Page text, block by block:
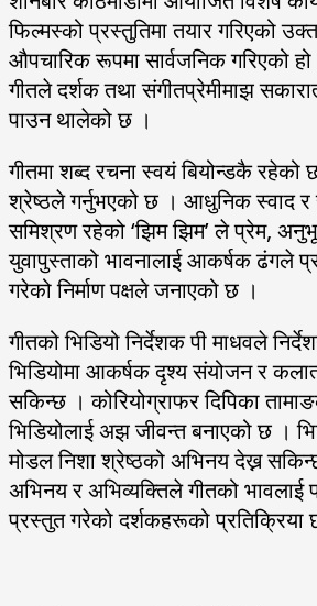
फिल्मस्को प्रस्तुतिमा तयार गरिएको
औपचारिक रूपमा सार्वजनिक गरिएको
गीतले दर्शक तथा संगीतप्रेमीमाझ
पाउन थालेको छ ।
गीतमा शब्द रचना स्वयं बियोन्डकै
श्रेष्ठले गर्नुभएको छ । आधुनिक स्वाद र
समिश्रण रहेको ‘झिम झिम’ ले प्रेम,
युवापुस्ताको भावनालाई आकर्षक ढंगले
गरेको निर्माण पक्षले जनाएको छ ।
गीतको भिडियो निर्देशक पी माधवले
भिडियोमा आकर्षक दृश्य संयोजन र
सकिन्छ । कोरियोग्राफर दिपिका
भिडियोलाई अझ जीवन्त बनाएको छ ।
मोडल निशा श्रेष्ठको अभिनय देख्न
अभिनय र अभिव्यक्तिले गीतको भावलाई
प्रस्तुत गरेको दर्शकहरूको प्रतिक्रिया